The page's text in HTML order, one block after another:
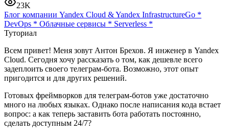
23K
Блог компании Yandex Cloud & Yandex InfrastructureGo *
DevOps * Облачные сервисы * Serverless *
Туториал
Всем привет! Меня зовут Антон Брехов. Я инженер в Yandex
Cloud. Сегодня хочу рассказать о том, как дешевле всего
задеплоить своего телеграм-бота. Возможно, этот опыт
пригодится и для других решений.
Готовых фреймворков для телеграм-ботов уже достаточно
много на любых языках. Однако после написания кода встает
вопрос: а как теперь заставить бота работать постоянно,
сделать доступным 24/7?